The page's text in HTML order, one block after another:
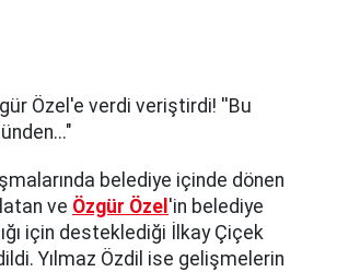
Özel'e verdi veriştirdi! ''Bu
belediye içinde dönen
ve Özgür Özel 'in belediye
için desteklediği İlkay Çiçek
Yılmaz Özdil ise gelişmelerin